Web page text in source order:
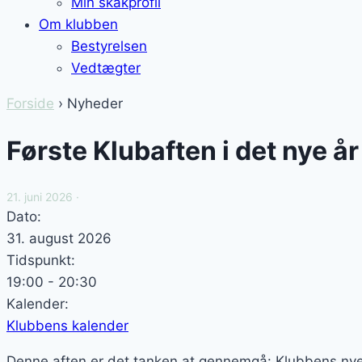
Om klubben
Bestyrelsen
Vedtægter
Forside › Nyheder
Første Klubaften i det nye år
21. juni 2026 ·
Dato:
31. august 2026
Tidspunkt:
19:00 - 20:30
Kalender:
Klubbens kalender